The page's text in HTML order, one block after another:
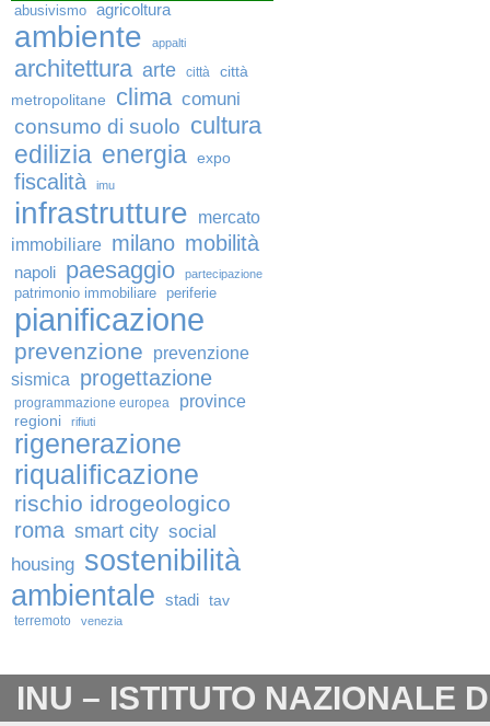
abusivismo agricoltura
ambiente appalti
architettura arte città
città
metropolitane
clima comuni
consumo di suolo cultura
edilizia energia expo
fiscalità imu
infrastrutture
mercato
immobiliare milano mobilità
napoli paesaggio partecipazione
patrimonio immobiliare periferie
pianificazione
prevenzione
prevenzione
sismica
progettazione
programmazione europea province
regioni rifiuti
rigenerazione
riqualificazione
rischio idrogeologico
roma smart city social
housing sostenibilità
ambientale stadi tav
terremoto venezia
INU – ISTITUTO NAZIONALE